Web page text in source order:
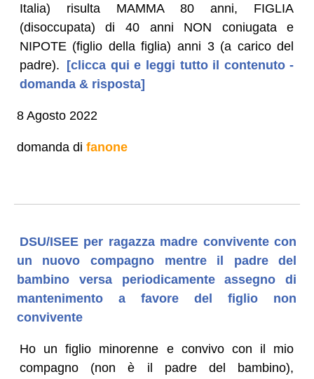
Italia) risulta MAMMA 80 anni, FIGLIA
(disoccupata) di 40 anni NON coniugata e
NIPOTE (figlio della figlia) anni 3 (a carico del
padre). [clicca qui e leggi tutto il contenuto -
domanda & risposta]
8 Agosto 2022
domanda di fanone
DSU/ISEE per ragazza madre convivente con
un nuovo compagno mentre il padre del
bambino versa periodicamente assegno di
mantenimento a favore del figlio non
convivente
Ho un figlio minorenne e convivo con il mio
compagno (non è il padre del bambino),